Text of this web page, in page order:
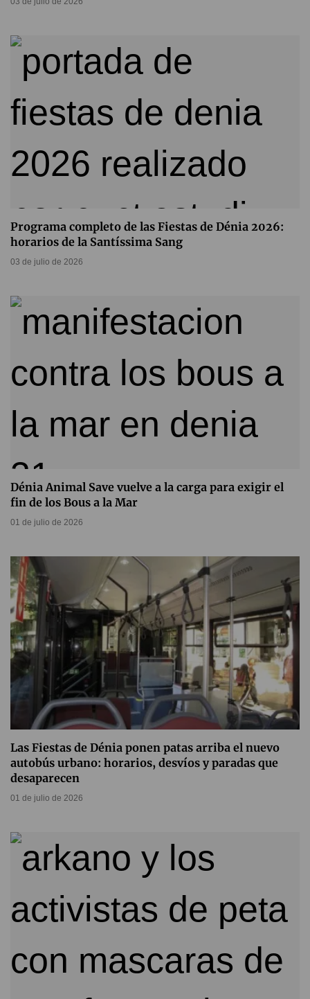
Programa completo de las Fiestas de Dénia 2026:
horarios de la Santíssima Sang
03 de julio de 2026
Dénia Animal Save vuelve a la carga para exigir el
fin de los Bous a la Mar
01 de julio de 2026
Las Fiestas de Dénia ponen patas arriba el nuevo
autobús urbano: horarios, desvíos y paradas que
desaparecen
01 de julio de 2026